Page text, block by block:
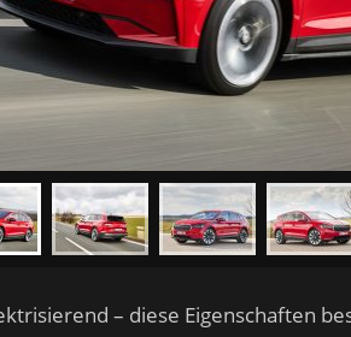
– diese Eigenschaften